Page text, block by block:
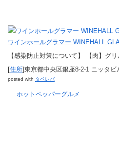
ワインホールグラマー WINEHALL
【感染防止対策について】 【肉】グ
[住所]東京都中央区銀座8-2-1 ニッタビ
posted with タベレバ
ホットペッパーグルメ